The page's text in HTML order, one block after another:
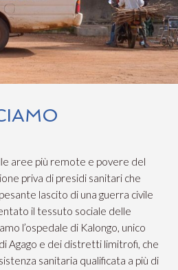
aree più remote e povere del
priva di presidi sanitari che
lascito di una guerra civile
il tessuto sociale delle
l’ospedale di Kalongo, unico
Agago e dei distretti limitrofi, che
sanitaria qualificata a più di